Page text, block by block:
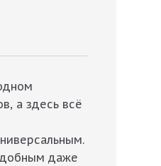
а здесь всё
даже